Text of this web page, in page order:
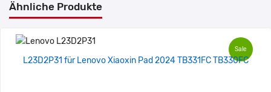
Ähnliche Produkte
Sale
L23D2P31 für Lenovo Xiaoxin Pad 2024 TB331FC TB330FC